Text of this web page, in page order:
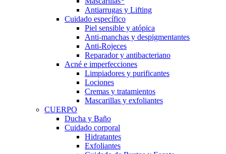
Antiarrugas y Lifting
Cuidado específico
Piel sensible y atópica
Anti-manchas y despigmentantes
Anti-Rojeces
Reparador y antibacteriano
Acné e imperfecciones
Limpiadores y purificantes
Lociones
Cremas y tratamientos
Mascarillas y exfoliantes
CUERPO
Ducha y Baño
Cuidado corporal
Hidratantes
Exfoliantes